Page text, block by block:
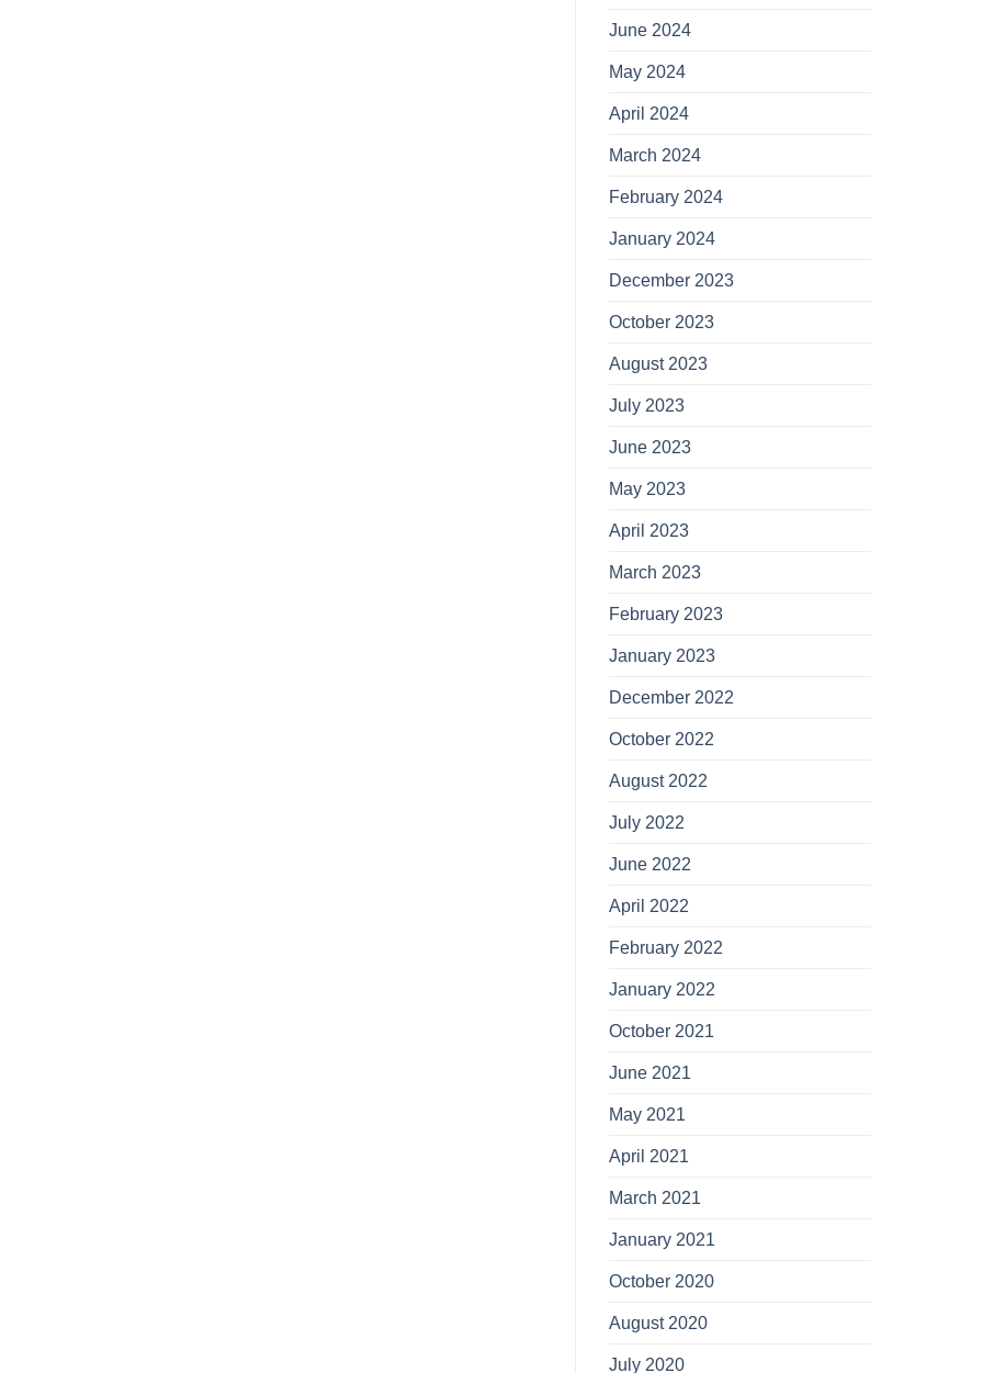
June 2024
May 2024
April 2024
March 2024
February 2024
January 2024
December 2023
October 2023
August 2023
July 2023
June 2023
May 2023
April 2023
March 2023
February 2023
January 2023
December 2022
October 2022
August 2022
July 2022
June 2022
April 2022
February 2022
January 2022
October 2021
June 2021
May 2021
April 2021
March 2021
January 2021
October 2020
August 2020
July 2020